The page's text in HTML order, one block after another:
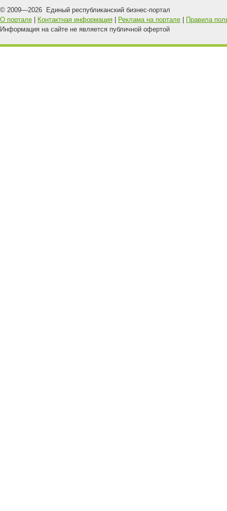
© 2009—2026 Единый республиканский бизнес-портал
О портале
Контактная информация Реклама на портале
Правила
Информация на сайте не является публичной офертой